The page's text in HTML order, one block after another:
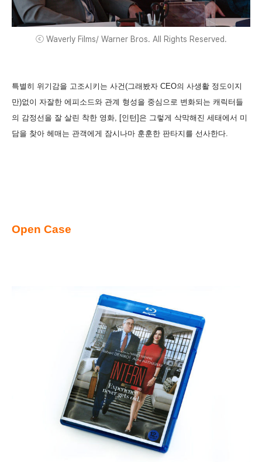
ⓒ Waverly Films/ Warner Bros. All Rights Reserved.
특별히 위기감을 고조시키는 사건(그래봤자 CEO의 사생활 정도이지
만)없이 자잘한 에피소드와 관계 형성을 중심으로 변화되는 캐릭터들
의 감정선을 잘 살린 착한 영화, [인턴]은 그렇게 삭막해진 세태에서 미
담을 찾아 헤매는 관객에게 잠시나마 훈훈한 판타지를 선사한다.
Open Case